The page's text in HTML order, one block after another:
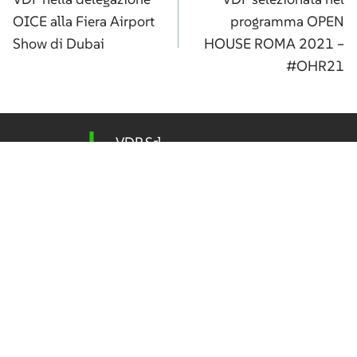
OICE alla Fiera Airport
Show di Dubai
programma OPEN
HOUSE ROMA 2021 –
#OHR21
VDP Srl